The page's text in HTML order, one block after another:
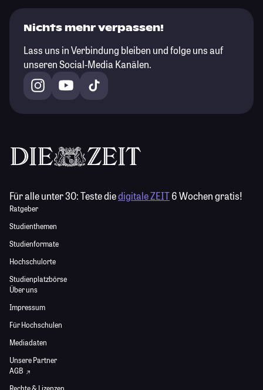
Nichts mehr verpassen!
Lass uns in Verbindung bleiben und folge uns auf
unseren Social-Media Kanälen.
Für alle unter 30:Teste diedigitale ZEIT6 Wochen gratis!
Ratgeber
Studienthemen
Studienformate
Hochschulorte
Studienplatzbörse
Über uns
Impressum
Für Hochschulen
Mediadaten
Unsere Partner
AGB